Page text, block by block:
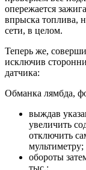
опережается
впрыска топлива,
сети, в целом.
Теперь же,
исключив
датчика:
Обманка лямбда,
выждав
увеличить
отключить
мультиметру;
обороты